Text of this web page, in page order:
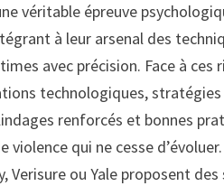
véritable épreuve
à leur arsenal des
avec précision. Face à
technologiques,
renforcés et bonnes
violence qui ne cesse
Verisure ou Yale proposent